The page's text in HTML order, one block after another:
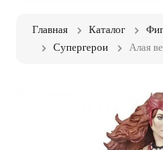
Главная Каталог
Супергерои
Алая